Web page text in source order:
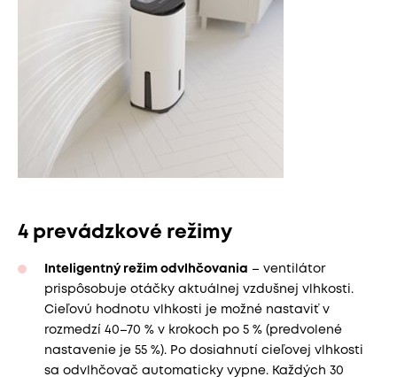
4 prevádzkové režimy
Inteligentný režim odvlhčovania – ventilátor
prispôsobuje otáčky aktuálnej vzdušnej vlhkosti.
Cieľovú hodnotu vlhkosti je možné nastaviť v
rozmedzí 40–70 % v krokoch po 5 % (predvolené
nastavenie je 55 %). Po dosiahnutí cieľovej vlhkosti
sa odvlhčovač automaticky vypne. Každých 30